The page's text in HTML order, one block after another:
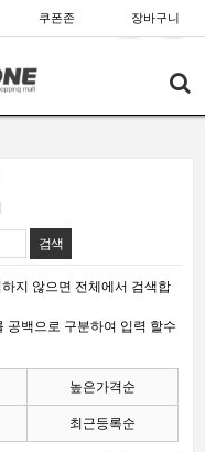
쿠폰존 장바구니
지 않으면 전체에서 검색합
공백으로 구분하여 입력 할수
높은가격순
최근등록순